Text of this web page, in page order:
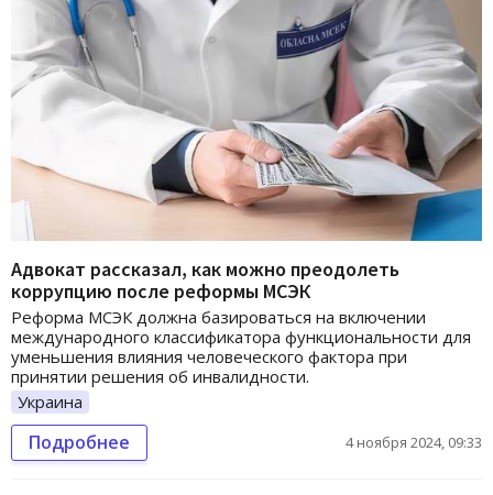
Адвокат рассказал, как можно преодолеть
коррупцию после реформы МСЭК
Реформа МСЭК должна базироваться на включении
международного классификатора функциональности для
уменьшения влияния человеческого фактора при
принятии решения об инвалидности.
Украина
Подробнее 4 ноября 2024, 09:33